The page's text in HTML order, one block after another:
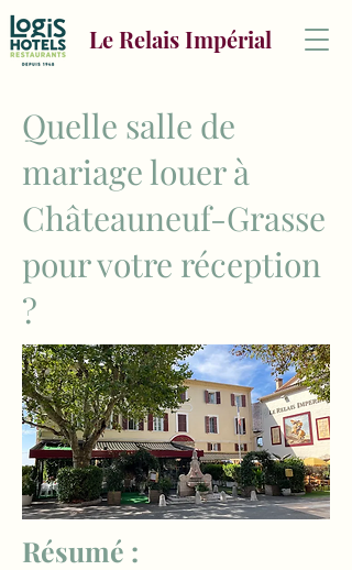
Le Relais Impérial
Quelle salle de
mariage louer à
Châteauneuf-Grasse
pour votre réception
?
Résumé :